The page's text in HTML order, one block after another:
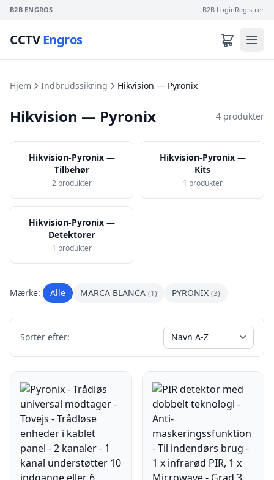
B2B ENGROS B2B LoginRegistrer
CCTVEngros
Hjem Indbrudssikring Hikvision — Pyronix
Hikvision — Pyronix 4 produkter
Hikvision-Pyronix —
Tilbehør
2 produkter
Hikvision-Pyronix —
Kits
1 produkter
Hikvision-Pyronix —
Detektorer
1 produkter
Mærke: Alle MARCA BLANCA (1) PYRONIX (3)
Sorter efter: